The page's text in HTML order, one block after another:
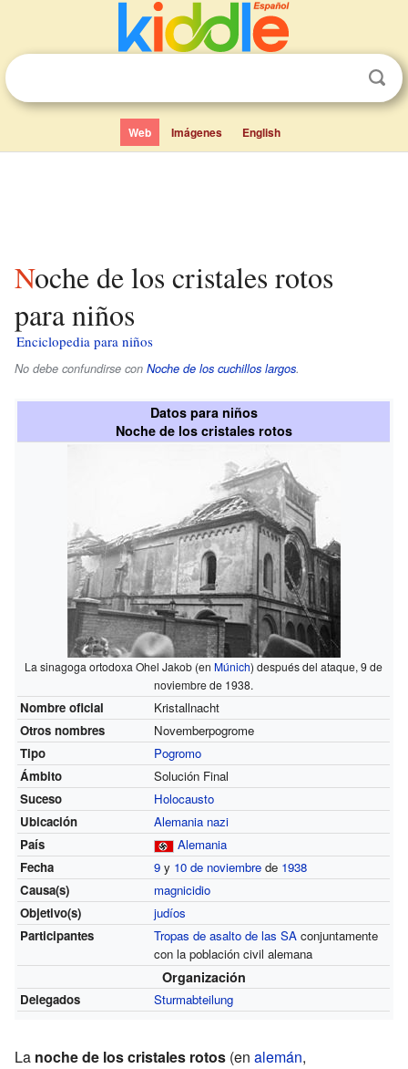
Web Imágenes English
Noche de los cristales rotos
para niños
Enciclopedia para niños
No debe confundirse con Noche de los cuchillos largos.
Datos para niños
Noche de los cristales rotos
La sinagoga ortodoxa Ohel Jakob (en Múnich) después del ataque, 9 de
noviembre de 1938.
Nombre oficial
Kristallnacht
Otros nombres
Novemberpogrome
Tipo
Pogromo
Ámbito
Solución Final
Suceso
Holocausto
Ubicación
Alemania nazi
País
Alemania
Fecha
9y 10 de noviembrede 1938
Causa(s)
magnicidio
Objetivo(s)
judíos
Participantes
Tropas de asalto de las SAconjuntamente
con la población civil alemana
Organización
Delegados Sturmabteilung
La noche de los cristales rotos (en alemán,